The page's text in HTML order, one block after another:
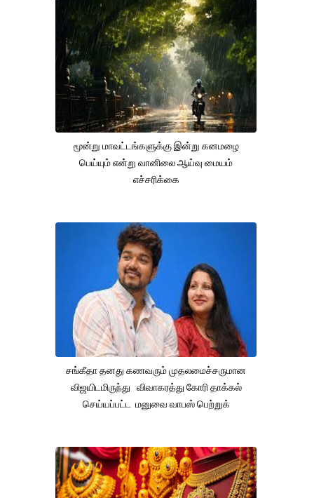
மூன்று மாவட்டங்களுக்கு இன்று கனமழை
பெய்யும் என்று வானிலை ஆய்வு மையம்
எச்சரிக்கை
சங்கீதா தனது கணவரும் முதலமைச்சருமான
விஜயிடமிருந்து விவாகரத்து கோரி தாக்கல்
செய்யப்பட்ட மனுவை வாபஸ் பெற்றுக்